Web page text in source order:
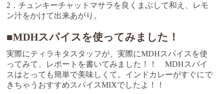
2．チュンキーチャットマサラを良くまぶして和え、レモ
ン汁をかけて出来あがり。
■MDHスパイスを使ってみました！
実際にティラキタスタッフが、実際にMDHスパイスを使
ってみて、レポートを書いてみました！！ MDHスパイ
スはとっても簡単で美味しくて。インドカレーがすぐにで
きちゃうおすすめスパイスMIXでしたよ！！